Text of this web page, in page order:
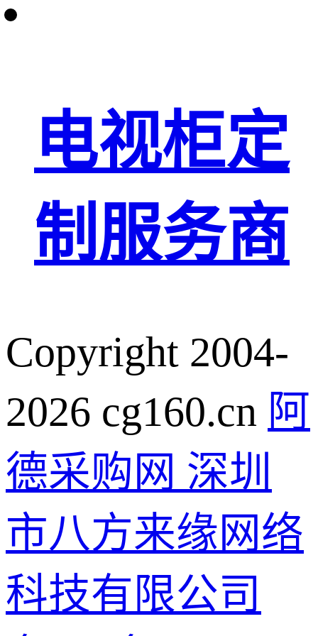
电视柜定
制服务商
Copyright 2004-
2026 cg160.cn 阿
德采购网 深圳
市八方来缘网络
科技有限公司